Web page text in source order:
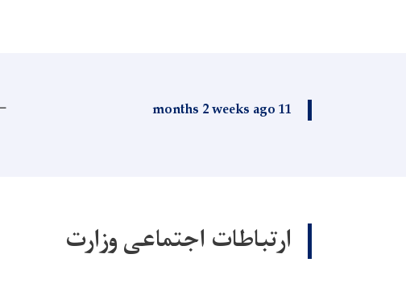
11 months 2 weeks ago
ارتباطات اجتماعی وزارت